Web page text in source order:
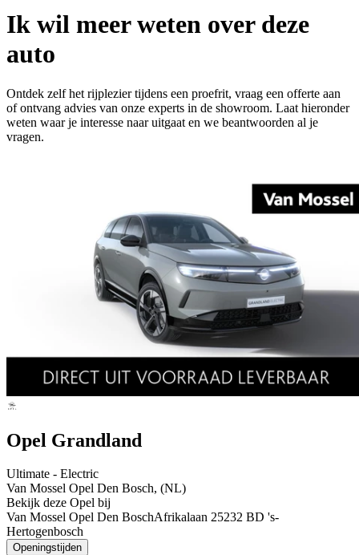
Ik wil meer weten over deze
auto
Ontdek zelf het rijplezier tijdens een proefrit, vraag een offerte aan
of ontvang advies van onze experts in de showroom. Laat hieronder
weten waar je interesse naar uitgaat en we beantwoorden al je
vragen.
Opel Grandland
Ultimate - Electric
Van Mossel Opel Den Bosch, (NL)
Bekijk deze Opel bij
Van Mossel Opel Den BoschAfrikalaan 25232 BD 's-
Hertogenbosch
Openingstijden